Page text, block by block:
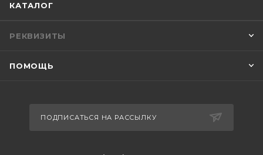
КАТАЛОГ
РЕКВИЗИТЫ
ПОМОЩЬ
ПОДПИСАТЬСЯ НА РАССЫЛКУ